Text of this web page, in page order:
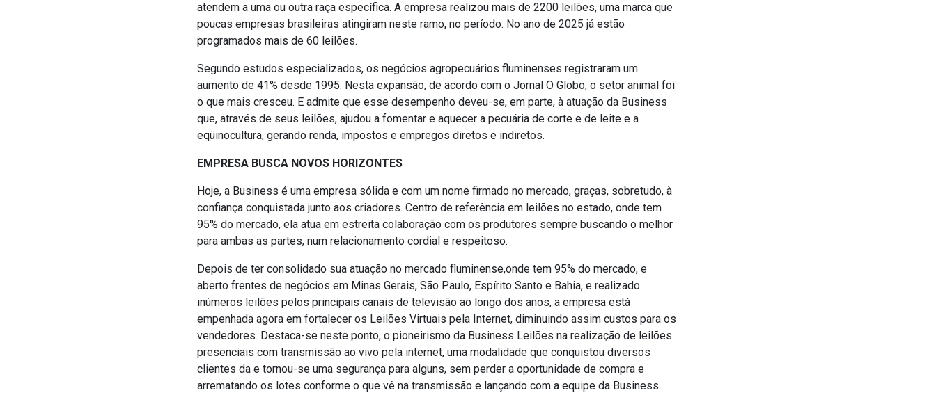
atendem a uma ou outra raça específica. A empresa realizou mais de 2200 leilões, uma marca que
poucas empresas brasileiras atingiram neste ramo, no período. No ano de 2025 já estão
programados mais de 60 leilões.
Segundo estudos especializados, os negócios agropecuários fluminenses registraram um
aumento de 41% desde 1995. Nesta expansão, de acordo com o Jornal O Globo, o setor animal foi
o que mais cresceu. E admite que esse desempenho deveu-se, em parte, à atuação da Business
que, através de seus leilões, ajudou a fomentar e aquecer a pecuária de corte e de leite e a
eqüinocultura, gerando renda, impostos e empregos diretos e indiretos.
EMPRESA BUSCA NOVOS HORIZONTES
Hoje, a Business é uma empresa sólida e com um nome firmado no mercado, graças, sobretudo, à
confiança conquistada junto aos criadores. Centro de referência em leilões no estado, onde tem
95% do mercado, ela atua em estreita colaboração com os produtores sempre buscando o melhor
para ambas as partes, num relacionamento cordial e respeitoso.
Depois de ter consolidado sua atuação no mercado fluminense,onde tem 95% do mercado, e
aberto frentes de negócios em Minas Gerais, São Paulo, Espírito Santo e Bahia, e realizado
inúmeros leilões pelos principais canais de televisão ao longo dos anos, a empresa está
empenhada agora em fortalecer os Leilões Virtuais pela Internet, diminuindo assim custos para os
vendedores. Destaca-se neste ponto, o pioneirismo da Business Leilões na realização de leilões
presenciais com transmissão ao vivo pela internet, uma modalidade que conquistou diversos
clientes da e tornou-se uma segurança para alguns, sem perder a oportunidade de compra e
arrematando os lotes conforme o que vê na transmissão e lançando com a equipe da Business